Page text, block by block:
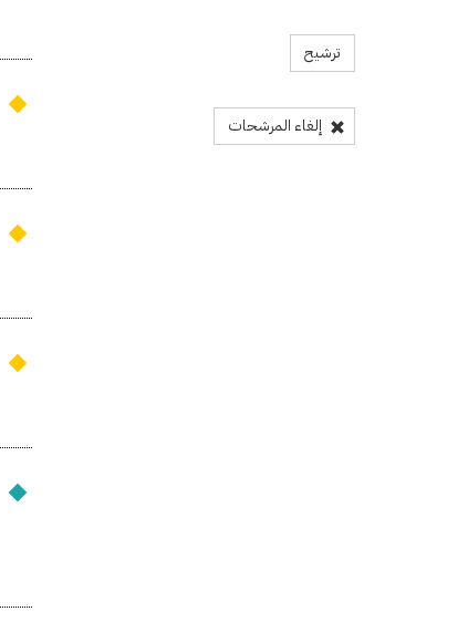
ترشيح
إلغاء المرشحات